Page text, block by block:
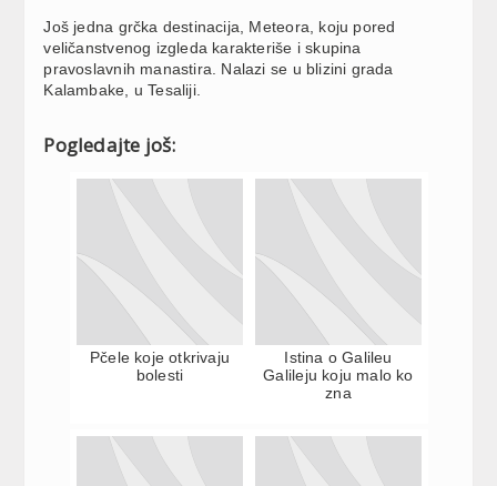
Još jedna grčka destinacija, Meteora, koju pored
veličanstvenog izgleda karakteriše i skupina
pravoslavnih manastira. Nalazi se u blizini grada
Kalambake, u Tesaliji.
Pogledajte još:
Pčele koje otkrivaju
bolesti
Istina o Galileu
Galileju koju malo ko
zna